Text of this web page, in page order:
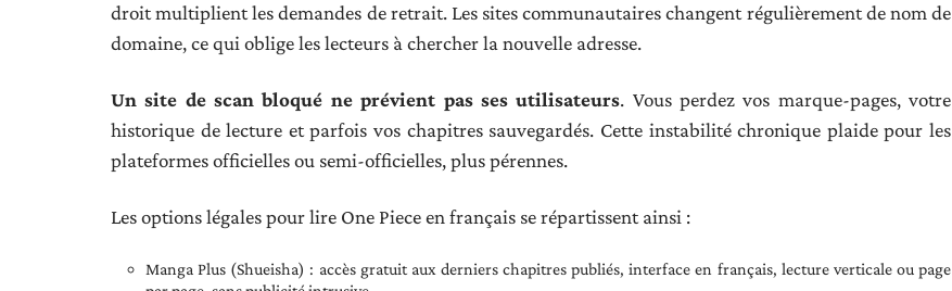
droit multiplient les demandes de retrait. Les sites communautaires changent régulièrement de nom de
domaine, ce qui oblige les lecteurs à chercher la nouvelle adresse.
Un site de scan bloqué ne prévient pas ses utilisateurs. Vous perdez vos marque-pages, votre
historique de lecture et parfois vos chapitres sauvegardés. Cette instabilité chronique plaide pour les
plateformes officielles ou semi-officielles, plus pérennes.
Les options légales pour lire One Piece en français se répartissent ainsi :
Manga Plus (Shueisha) : accès gratuit aux derniers chapitres publiés, interface en français, lecture verticale ou page